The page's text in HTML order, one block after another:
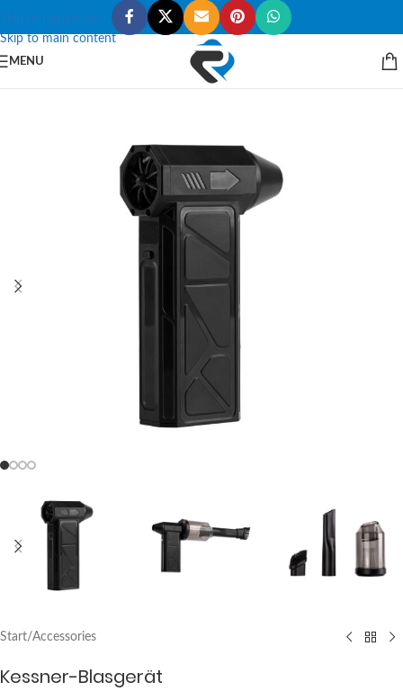
Skip to navigation
Skip to main content
MENU
Start/Accessories
Kessner-Blasgerät